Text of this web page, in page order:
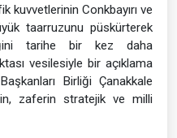
kuvvetlerinin Conkbayırı ve
taarruzunu püskürterek
tarihe bir kez daha
vesilesiyle bir açıklama
Birliği Çanakkale
zaferin stratejik ve milli